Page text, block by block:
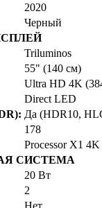
2020
Черный
Triluminos
55" (140 см)
Ultra HD 4K
Direct LED
Да (HDR10,
178
Processor X1
СИСТЕМА
20 Вт
2
Нет